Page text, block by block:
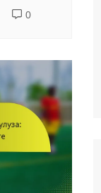
0